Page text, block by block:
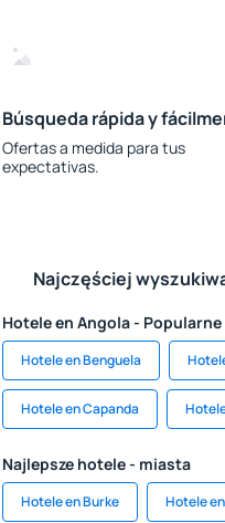
Búsqueda rápida y
Ofertas a medida para tus
expectativas.
Najczęściej
Hotele en Angola -
Hotele en Benguela
Hotele en Capanda
Najlepsze hotele - miasta
Hotele en Burke Hotele